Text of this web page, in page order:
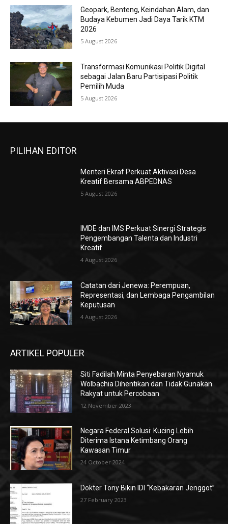
Geopark, Benteng, Keindahan Alam, dan
Budaya Kebumen Jadi Daya Tarik KTM
2026
5 August 2026
Transformasi Komunikasi Politik Digital
sebagai Jalan Baru Partisipasi Politik
Pemilih Muda
5 August 2026
PILIHAN EDITOR
Menteri Ekraf Perkuat Aktivasi Desa
Kreatif Bersama ABPEDNAS
5 August 2026
IMDE dan IMS Perkuat Sinergi Strategis
Pengembangan Talenta dan Industri
Kreatif
4 August 2026
Catatan dari Jenewa: Perempuan,
Representasi, dan Lembaga Pengambilan
Keputusan
4 August 2026
ARTIKEL POPULER
Siti Fadilah Minta Penyebaran Nyamuk
Wolbachia Dihentikan dan Tidak Gunakan
Rakyat untuk Percobaan
12 November 2023
Negara Federal Solusi: Kucing Lebih
Diterima Istana Ketimbang Orang
Kawasan Timur
24 October 2024
Dokter Tony Bikin IDI “Kebakaran Jenggot”
27 February 2023